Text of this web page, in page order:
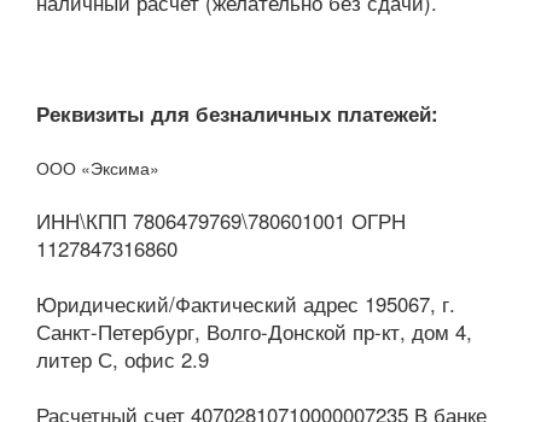
Реквизиты для безналичных платежей:
ООО «Эксима»
ИНН\КПП 7806479769\780601001 ОГРН
1127847316860
Юридический/Фактический адрес 195067, г.
Санкт-Петербург, Волго-Донской пр-кт, дом 4,
литер С, офис 2.9
Расчетный счет 40702810710000007235 В банке